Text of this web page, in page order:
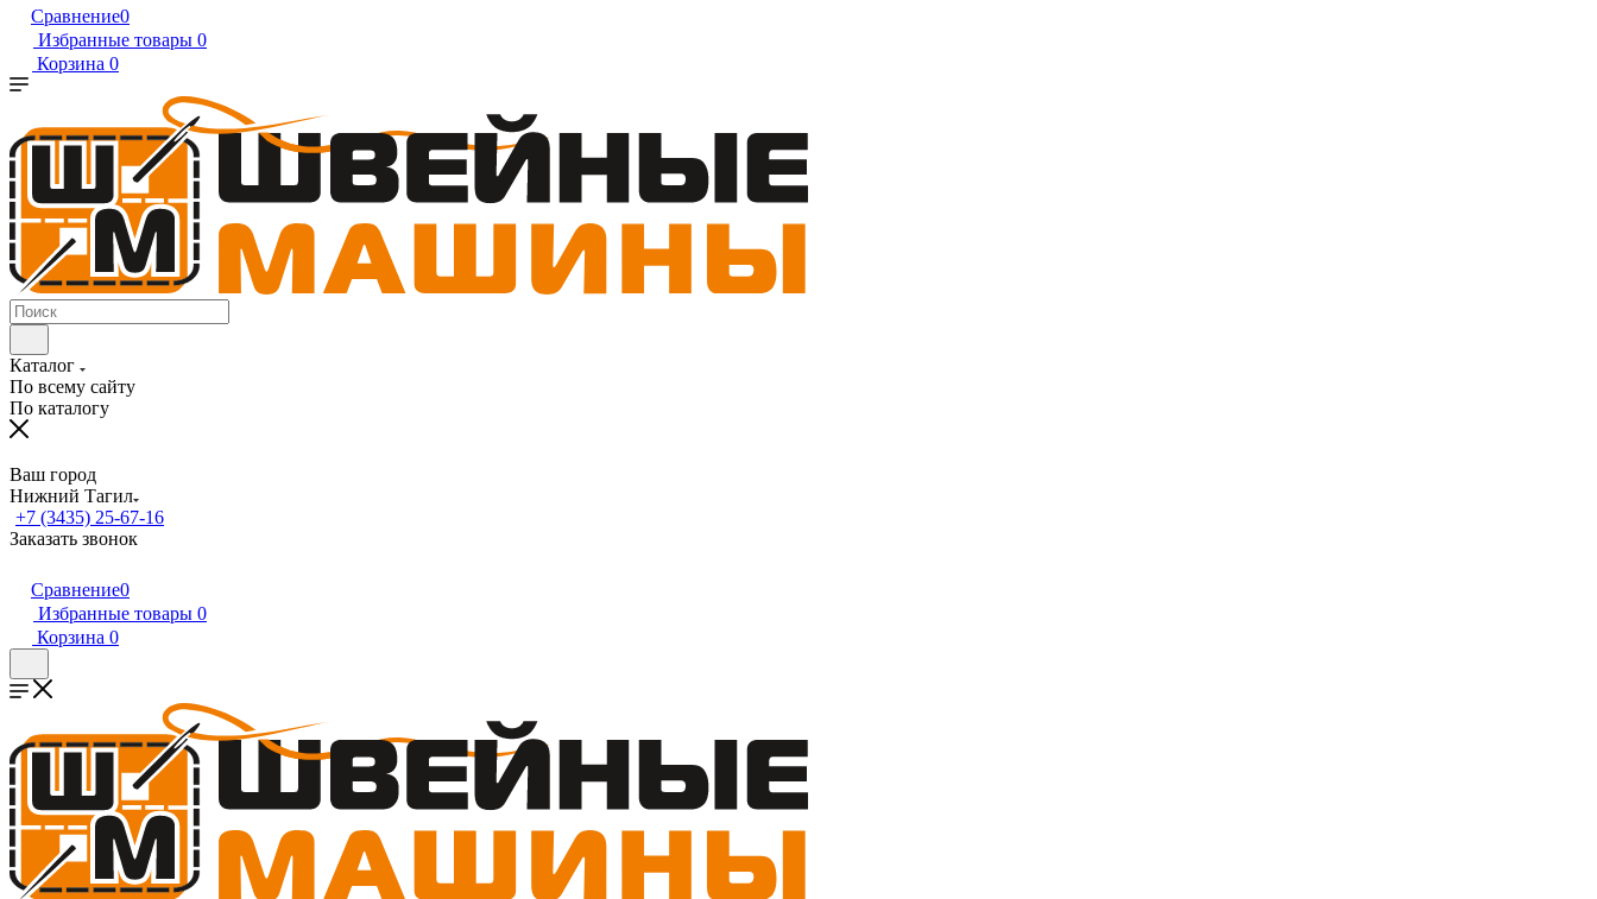
Сравнение0
Избранные товары 0
Корзина 0
Каталог
По всему сайту
По каталогу
Ваш город
Нижний Тагил
+7 (3435) 25-67-16
Заказать звонок
Сравнение0
Избранные товары 0
Корзина 0